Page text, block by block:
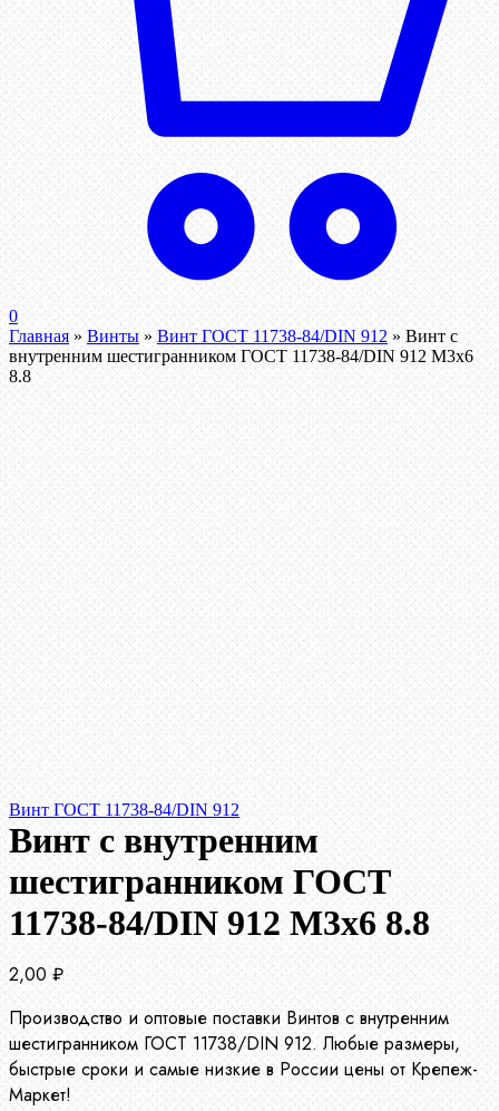
0
Главная » Винты » Винт ГОСТ 11738-84/DIN 912 » Винт c
внутренним шестигранником ГОСТ 11738-84/DIN 912 М3х6
8.8
Винт ГОСТ 11738-84/DIN 912
Винт c внутренним
шестигранником ГОСТ
11738-84/DIN 912 М3х6 8.8
2,00 ₽
Производство и оптовые поставки Винтов с внутренним
шестигранником ГОСТ 11738/DIN 912. Любые размеры,
быстрые сроки и самые низкие в России цены от Крепеж-
Маркет!